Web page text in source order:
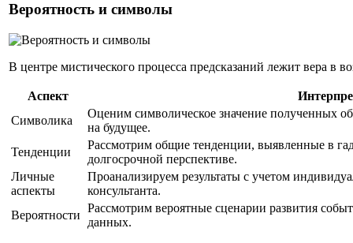
Вероятность и символы
В центре мистического процесса предсказаний лежит вера в
Аспект
Символика
Оценим символическое значение полученных
на будущее.
Тенденции
Рассмотрим общие тенденции, выявленные в
долгосрочной перспективе.
Личные
аспекты
Проанализируем результаты с учетом
консультанта.
Вероятности
Рассмотрим вероятные сценарии развития
данных.